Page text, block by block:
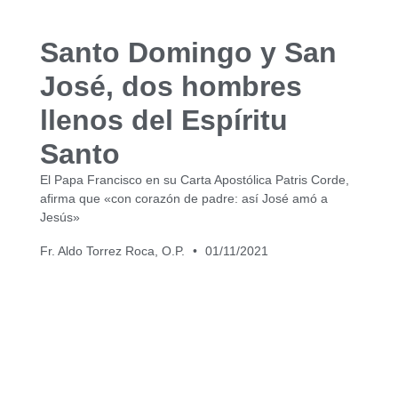
Santo Domingo y San
José, dos hombres
llenos del Espíritu
Santo
El Papa Francisco en su Carta Apostólica Patris Corde,
afirma que «con corazón de padre: así José amó a
Jesús»
Fr. Aldo Torrez Roca, O.P. 01/11/2021